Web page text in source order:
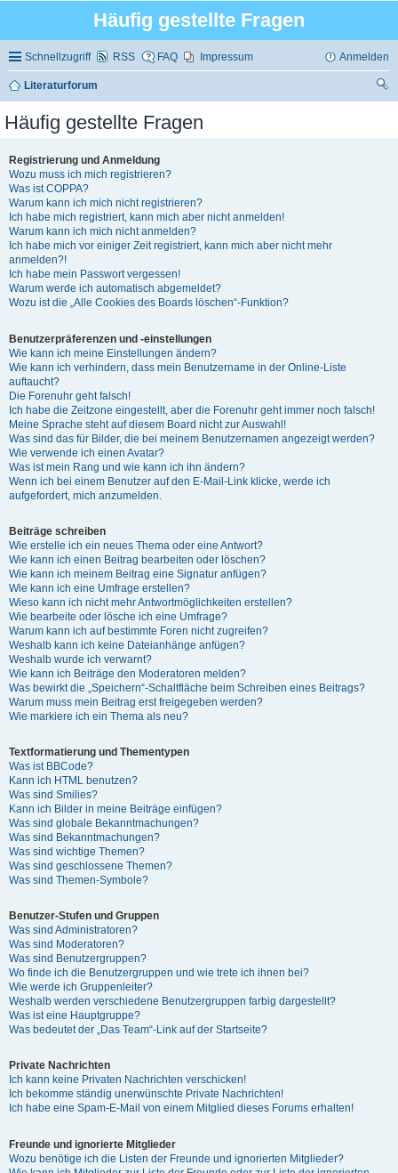
Häufig gestellte Fragen
Schnellzugriff RSS FAQ Impressum Anmelden
Literaturforum
Häufig gestellte Fragen
Registrierung und Anmeldung
Wozu muss ich mich registrieren?
Was ist COPPA?
Warum kann ich mich nicht registrieren?
Ich habe mich registriert, kann mich aber nicht anmelden!
Warum kann ich mich nicht anmelden?
Ich habe mich vor einiger Zeit registriert, kann mich aber nicht mehr
anmelden?!
Ich habe mein Passwort vergessen!
Warum werde ich automatisch abgemeldet?
Wozu ist die „Alle Cookies des Boards löschen“-Funktion?
Benutzerpräferenzen und -einstellungen
Wie kann ich meine Einstellungen ändern?
Wie kann ich verhindern, dass mein Benutzername in der Online-Liste
auftaucht?
Die Forenuhr geht falsch!
Ich habe die Zeitzone eingestellt, aber die Forenuhr geht immer noch falsch!
Meine Sprache steht auf diesem Board nicht zur Auswahl!
Was sind das für Bilder, die bei meinem Benutzernamen angezeigt werden?
Wie verwende ich einen Avatar?
Was ist mein Rang und wie kann ich ihn ändern?
Wenn ich bei einem Benutzer auf den E-Mail-Link klicke, werde ich
aufgefordert, mich anzumelden.
Beiträge schreiben
Wie erstelle ich ein neues Thema oder eine Antwort?
Wie kann ich einen Beitrag bearbeiten oder löschen?
Wie kann ich meinem Beitrag eine Signatur anfügen?
Wie kann ich eine Umfrage erstellen?
Wieso kann ich nicht mehr Antwortmöglichkeiten erstellen?
Wie bearbeite oder lösche ich eine Umfrage?
Warum kann ich auf bestimmte Foren nicht zugreifen?
Weshalb kann ich keine Dateianhänge anfügen?
Weshalb wurde ich verwarnt?
Wie kann ich Beiträge den Moderatoren melden?
Was bewirkt die „Speichern“-Schaltfläche beim Schreiben eines Beitrags?
Warum muss mein Beitrag erst freigegeben werden?
Wie markiere ich ein Thema als neu?
Textformatierung und Thementypen
Was ist BBCode?
Kann ich HTML benutzen?
Was sind Smilies?
Kann ich Bilder in meine Beiträge einfügen?
Was sind globale Bekanntmachungen?
Was sind Bekanntmachungen?
Was sind wichtige Themen?
Was sind geschlossene Themen?
Was sind Themen-Symbole?
Benutzer-Stufen und Gruppen
Was sind Administratoren?
Was sind Moderatoren?
Was sind Benutzergruppen?
Wo finde ich die Benutzergruppen und wie trete ich ihnen bei?
Wie werde ich Gruppenleiter?
Weshalb werden verschiedene Benutzergruppen farbig dargestellt?
Was ist eine Hauptgruppe?
Was bedeutet der „Das Team“-Link auf der Startseite?
Private Nachrichten
Ich kann keine Privaten Nachrichten verschicken!
Ich bekomme ständig unerwünschte Private Nachrichten!
Ich habe eine Spam-E-Mail von einem Mitglied dieses Forums erhalten!
Freunde und ignorierte Mitglieder
Wozu benötige ich die Listen der Freunde und ignorierten Mitglieder?